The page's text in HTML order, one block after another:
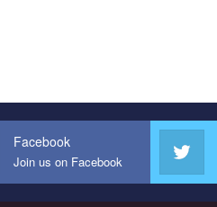
Facebook
Join us on Facebook